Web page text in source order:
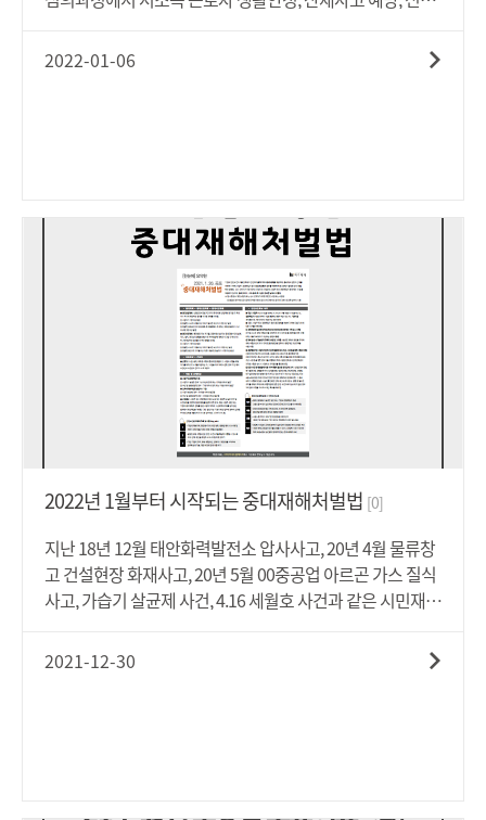
해 살펴보았습니다. 실무 운용 시 참고하여 최대한 논란이 되
드, 고용창출장려금 등 사업에서 614억원이 감액되어, 정부
안에 비해 667억원 증액된 것으로서 이는 올해 본예산 35조
대응하고, 산재사고예방 감축 등을 중점 추진하고자 하였습
니다. 특히 분야별 주요 편성내용은 ① 고용회복과 고용안정
지원, ② 디지털 저탄소 등 산업구조변화 대응 지원, ③ 전국
민 고용안전망 지속 확충, ④ 취업취약계층 대상별 맞춤형 지
원, ⑤ 안전한 일터 조성 입니다.이번 [한눈에] 시리즈에서는
'22년 예산안 중, HR부서가 꼭 알아야 할 사업들 21가지를 총
정리하였습니다. 보다 자세한 내용은 아래 '첨부파일'을 통해
2022-01-06
2022년 1월부터 시작되는 중대재해처벌법 [0]
지난 18년 12월 태안화력발전소 압사사고, 20년 4월 물류창
고 건설현장 화재사고, 20년 5월 00중공업 아르곤 가스 질식
사고, 가습기 살균제 사건, 4.16 세월호 사건과 같은 시민재해
한 안타까운 사건들이 사회적 문제로 지적되어 왔습니다. 이
2021-12-30